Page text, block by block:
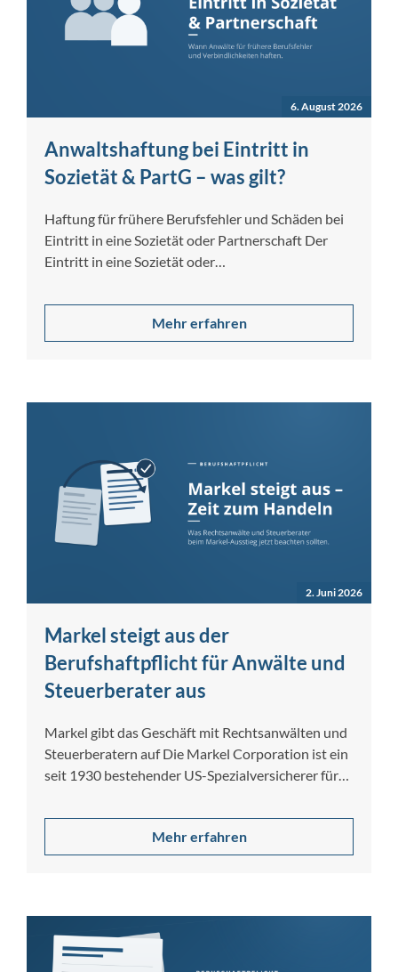
6. August 2026
Anwaltshaftung bei Eintritt in
Sozietät & PartG – was gilt?
Haftung für frühere Berufsfehler und Schäden bei
Eintritt in eine Sozietät oder Partnerschaft Der
Eintritt in eine Sozietät oder
Mehr erfahren
2. Juni 2026
Markel steigt aus der
Berufshaftpflicht für Anwälte und
Steuerberater aus
Markel gibt das Geschäft mit Rechtsanwälten und
Steuerberatern auf Die Markel Corporation ist ein
seit 1930 bestehender US-Spezialversicherer für
Mehr erfahren